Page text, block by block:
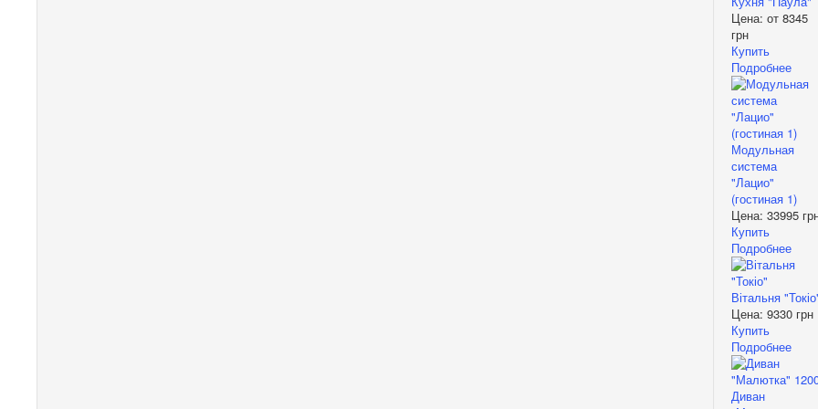
Цена: от 8345
грн
Купить
Подробнее
Модульная
система
"Лацио"
(гостиная 1)
Цена: 33995
Купить
Подробнее
Вітальня
Цена: 9330 грн
Купить
Подробнее
Диван